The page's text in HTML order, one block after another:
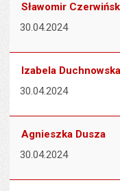
Sławomir
30.04.2024
Izabela Duchnowska
30.04.2024
Agnieszka Dusza
30.04.2024